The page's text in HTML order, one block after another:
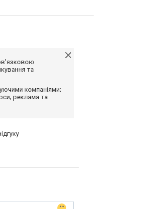
та
компаніями;
реклама та